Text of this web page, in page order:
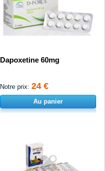
Dapoxetine 60mg
Notre prix: 24 €
Au panier